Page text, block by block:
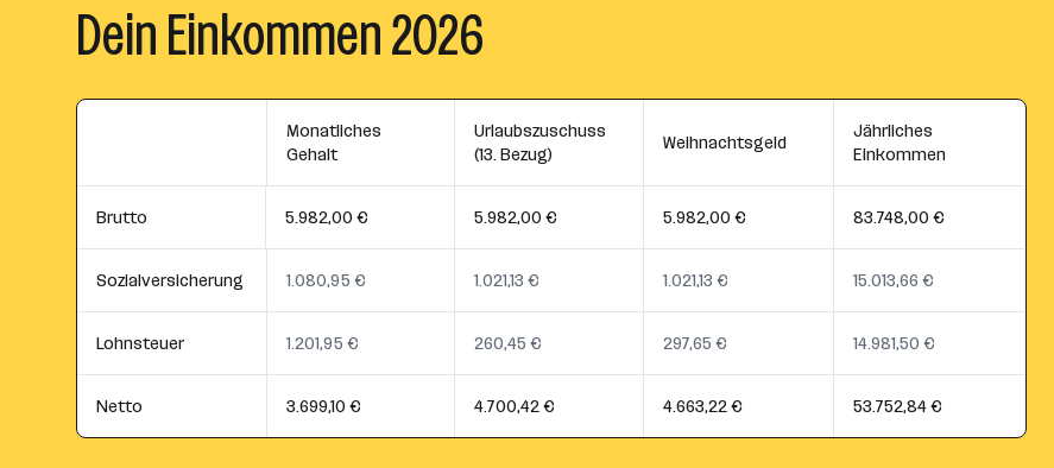
Dein Einkommen 2026
Monatliches
Gehalt
Urlaubszuschuss
(13. Bezug)
Weihnachtsgeld
Jährliches
Einkommen
Brutto 5.982,00 € 5.982,00 € 5.982,00 € 83.748,00 €
Sozialversicherung 1.080,95 € 1.021,13 € 1.021,13 € 15.013,66 €
Lohnsteuer 1.201,95 € 260,45 € 297,65 € 14.981,50 €
Netto 3.699,10 € 4.700,42 € 4.663,22 € 53.752,84 €